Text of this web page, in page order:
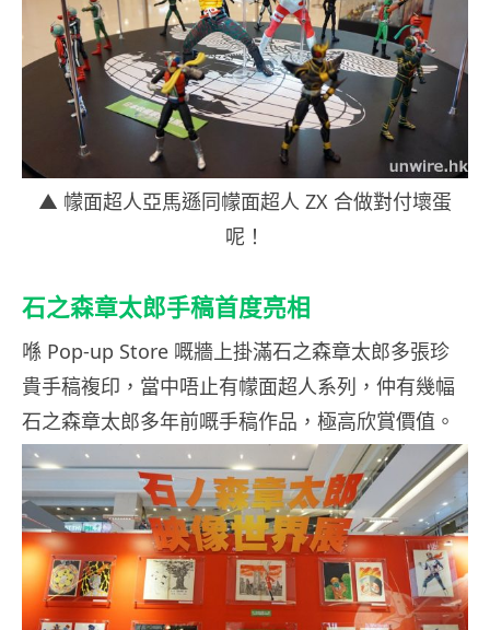
▲ 幪面超人亞馬遜同幪面超人 ZX 合做對付壞蛋
呢！
石之森章太郎手稿首度亮相
喺 Pop-up Store 嘅牆上掛滿石之森章太郎多張珍
貴手稿複印，當中唔止有幪面超人系列，仲有幾幅
石之森章太郎多年前嘅手稿作品，極高欣賞價值。